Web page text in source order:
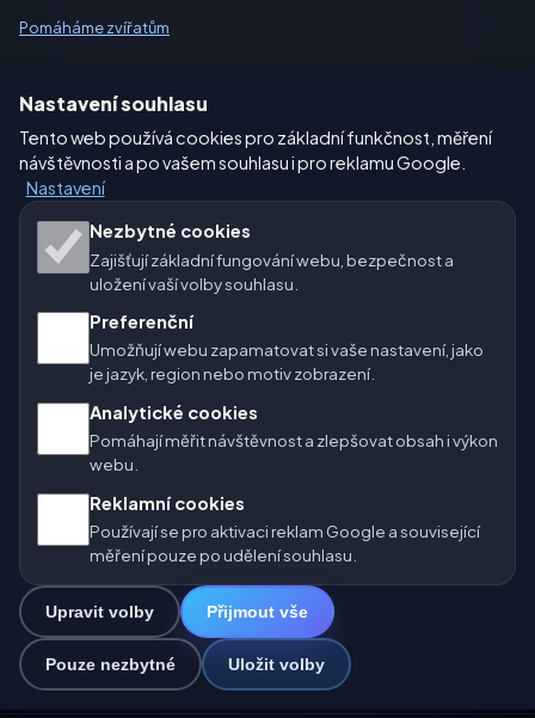
Pomáháme zvířatům
Nastavení
Naše weby o počasí:
🇨🇿 Česko 🇭🇷 Chorvatsko 🇧🇬 Bulharsko
🇩🇪🇦🇹🇨🇭 Německo / Rakousko / Švýcarsko
🌎 Latinská Amerika a Španělsko
🇮🇳 Jižní a jihovýchodní Asie
Provozovatel: Spolek Minizoo.cz z.s. | IČO: 21135550 |
info@pocasi.online
© 2026 Počasí Online · Meteorologická data: MET Norway · Open-
Meteo. Výstrahy počasí: ČHMÚ.
Nastavení souhlasu
Tento web používá cookies pro základní funkčnost, měření
návštěvnosti a po vašem souhlasu i pro reklamu Google.
Nastavení
Nezbytné cookies
Zajišťují základní fungování webu, bezpečnost a
uložení vaší volby souhlasu.
Preferenční
Umožňují webu zapamatovat si vaše nastavení, jako
je jazyk, region nebo motiv zobrazení.
Analytické cookies
Pomáhají měřit návštěvnost a zlepšovat obsah i výkon
webu.
Reklamní cookies
Používají se pro aktivaci reklam Google a související
měření pouze po udělení souhlasu.
Upravit volby Přijmout vše
Pouze nezbytné Uložit volby